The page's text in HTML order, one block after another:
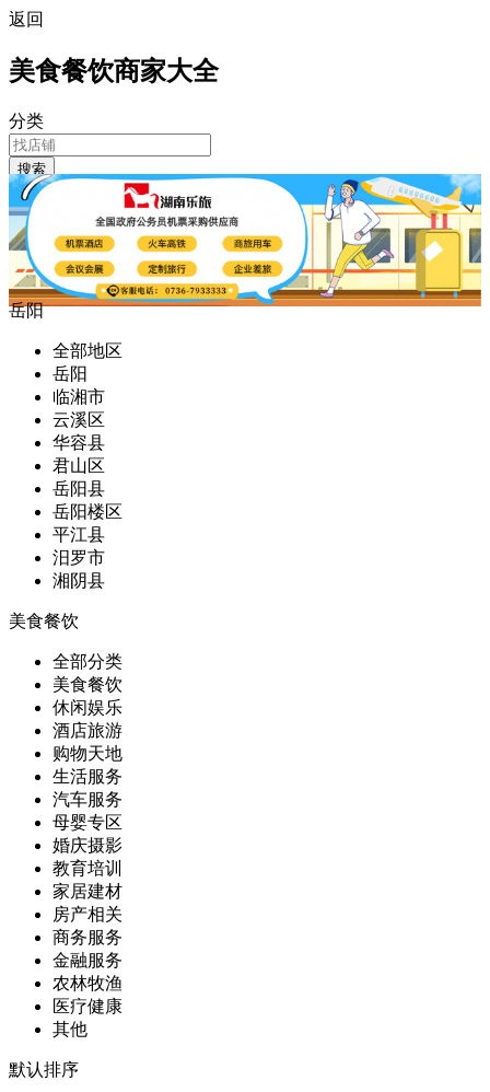
返回
美食餐饮商家大全
分类
搜索
岳阳
全部地区
岳阳
临湘市
云溪区
华容县
君山区
岳阳县
岳阳楼区
平江县
汨罗市
湘阴县
美食餐饮
全部分类
美食餐饮
休闲娱乐
酒店旅游
购物天地
生活服务
汽车服务
母婴专区
婚庆摄影
教育培训
家居建材
房产相关
商务服务
金融服务
农林牧渔
医疗健康
其他
默认排序